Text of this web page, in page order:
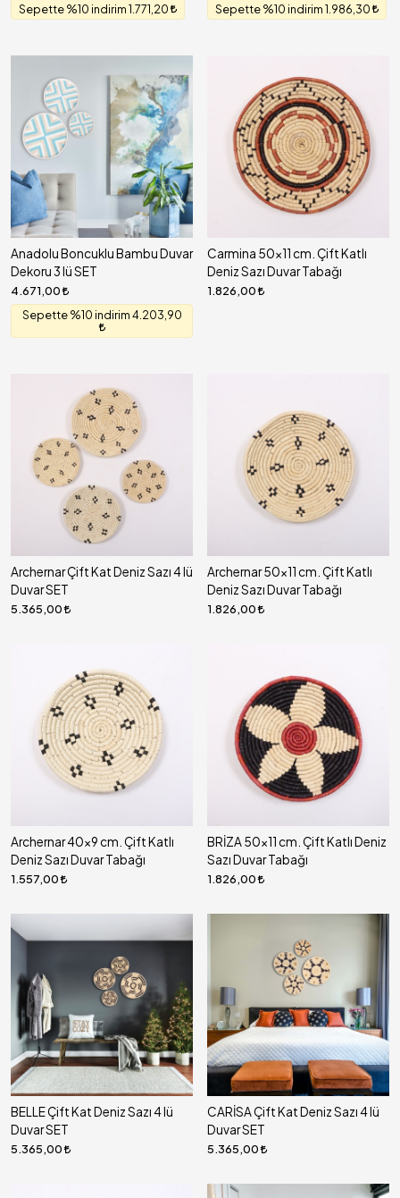
Sepette %10 indirim 1.771,20
Sepette %10 indirim 1.986,30
Anadolu Boncuklu Bambu Duvar
Dekoru 3 lü SET
4.671,00
Sepette %10 indirim 4.203,90
Carmina 50x11 cm. Çift Katlı
Deniz Sazı Duvar Tabağı
1.826,00
Archernar Çift Kat Deniz Sazı 4 lü
Duvar SET
5.365,00
Archernar 50x11 cm. Çift Katlı
Deniz Sazı Duvar Tabağı
1.826,00
Archernar 40x9 cm. Çift Katlı
Deniz Sazı Duvar Tabağı
1.557,00
BRİZA 50x11 cm. Çift Katlı Deniz
Sazı Duvar Tabağı
1.826,00
BELLE Çift Kat Deniz Sazı 4 lü
Duvar SET
5.365,00
CARİSA Çift Kat Deniz Sazı 4 lü
Duvar SET
5.365,00